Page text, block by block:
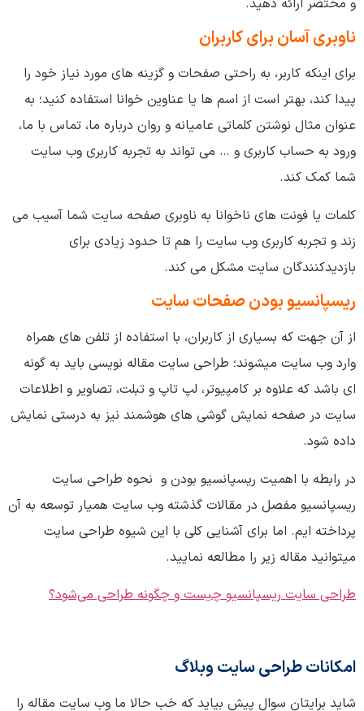
و مختصر ارائه دهید.
ناوبری آسان برای کاربران
برای اینکه کاربر، به راحتی صفحات و گزینه های مورد نیاز خود را
پیدا کند، بهتر است از اسم ها یا عناوین خوانا استفاده کنید؛ به
عنوان مثال نوشتن کلماتی عامیانه و روان درباره ما، تماس با ما،
ورود به حساب کاربری و … می تواند به تجربه کاربری وب سایت
شما کمک کند.
کلمات یا فونت های ناخوانا به ناوبری صفحه سایت شما آسیب می
زند و تجربه کاربری وب سایت را هم تا حدود زیادی برای
بازدیدکنندگان سایت مشکل می کند.
ریسپانسیو بودن صفحات سایت
از آن جهت که بسیاری از کاربران، با استفاده از تلفن های همراه
وارد وب سایت میشوند؛ طراحی سایت مقاله نویسی باید به گونه
ای باشد که علاوه بر کامپیوتر، لپ تاپ و تبلت، تصاویر و اطلاعات
سایت در صفحه نمایش گوشی های هوشمند نیز به درستی نمایش
داده شود.
در رابطه با اهمیت ریسپانسیو بودن و نحوه طراحی سایت
ریسپانسیو مفصل در مقالات گذشته وب سایت همیار توسعه به آن
پرداخته ایم. اما برای آشنایی کلی با این شیوه طراحی سایت
میتوانید مقاله زیر را مطالعه نمایید.
طراحی سایت ریسپانسیو چیست و چگونه طراحی می‌شود؟
امکانات طراحی سایت وبلاگ
شاید برایتان سوال پیش بیاید که خب حالا ما وب سایت مقاله را